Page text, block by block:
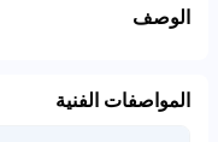
الوصف
المواصفات الفنية